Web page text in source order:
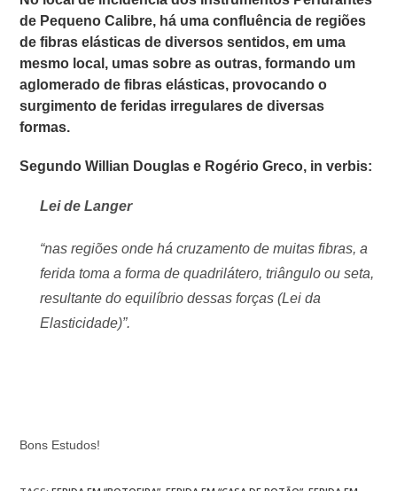
de Pequeno Calibre, há uma confluência de regiões
de fibras elásticas de diversos sentidos, em uma
mesmo local, umas sobre as outras, formando um
aglomerado de fibras elásticas, provocando o
surgimento de feridas irregulares de diversas
formas.
Segundo Willian Douglas e Rogério Greco, in verbis:
Lei de Langer
“nas regiões onde há cruzamento de muitas fibras, a
ferida toma a forma de quadrilátero, triângulo ou seta,
resultante do equilíbrio dessas forças (Lei da
Elasticidade)”.
Bons Estudos!